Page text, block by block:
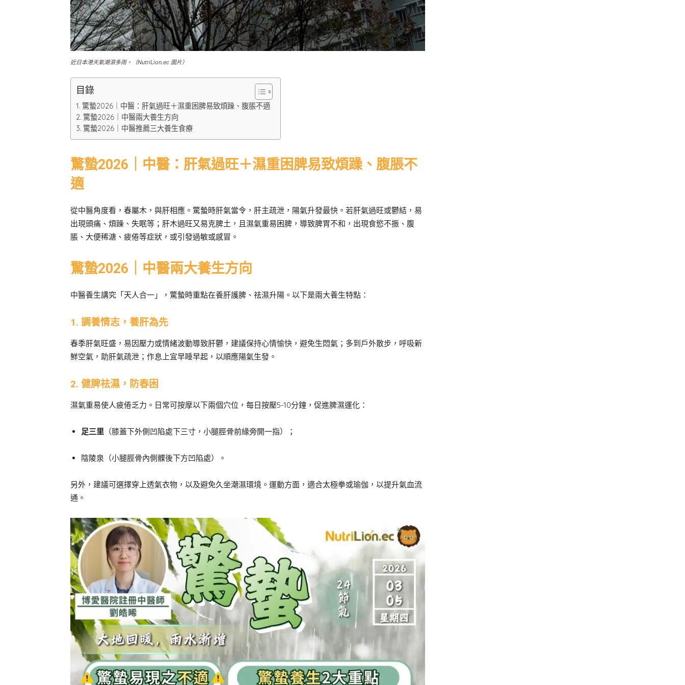
近日本港天氣潮濕多雨。（NutriLion.ec 圖片）
目錄
驚蟄2026｜中醫：肝氣過旺＋濕重困脾易致煩躁、腹脹不適
驚蟄2026｜中醫兩大養生方向
驚蟄2026｜中醫推薦三大養生食療
驚蟄2026｜中醫：肝氣過旺＋濕重困脾易致煩躁、腹脹不
適
從中醫角度看，春屬木，與肝相應。驚蟄時肝氣當令，肝主疏泄，陽氣升發最快。若肝氣過旺或鬱結，易
出現頭痛、煩躁、失眠等；肝木過旺又易克脾土，且濕氣重易困脾，導致脾胃不和，出現食慾不振、腹
脹、大便稀溏、疲倦等症狀，或引發過敏或感冒。
驚蟄2026｜中醫兩大養生方向
中醫養生講究「天人合一」，驚蟄時重點在養肝護脾、祛濕升陽。以下是兩大養生特點：
1. 調養情志，養肝為先
春季肝氣旺盛，易因壓力或情緒波動導致肝鬱，建議保持心情愉快，避免生悶氣；多到戶外散步，呼吸新
鮮空氣，助肝氣疏泄；作息上宜早睡早起，以順應陽氣生發。
2. 健脾祛濕，防春困
濕氣重易使人疲倦乏力。日常可按摩以下兩個穴位，每日按壓5-10分鐘，促進脾濕運化：
足三里 （膝蓋下外側凹陷處下三寸，小腿脛骨前緣旁開一指）；
陰陵泉（小腿脛骨內側髁後下方凹陷處）。
另外，建議可選擇穿上透氣衣物，以及避免久坐潮濕環境。運動方面，適合太極拳或瑜伽，以提升氣血流
通。